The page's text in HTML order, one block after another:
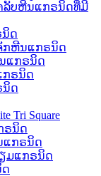
ລັບຫີນແກຣນິດທີ່ມີ
ດ
ກຫີນແກຣນິດ
ແກຣນິດ
ກຣນິດ
ນິດ
Tri Square
ຣນິດ
ກຣນິດ
ມແກຣນິດ